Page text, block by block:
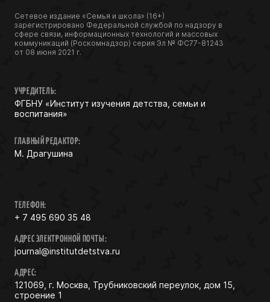
Сетевое издание «Семья и школа» (16+)
зарегистрировано Федеральной службой по надзору в
сфере связи, информационных технологий и массовых
коммуникаций (Роскомнадзор) серия Эл № ФС77-81243
от 08 июня 2021 г.
УЧРЕДИТЕЛЬ:
ФГБНУ «Институт изучения детства, семьи и
воспитания»
ГЛАВНЫЙ РЕДАКТОР:
М. Драгушина
ТЕЛЕФОН:
+ 7 495 690 35 48
АДРЕС ЭЛЕКТРОННОЙ ПОЧТЫ:
journal@institutdetstva.ru
АДРЕС:
121069, г. Москва, Трубниковский переулок, дом 15,
строение 1